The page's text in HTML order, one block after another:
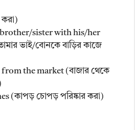
করা)
sister with his/her
ভাই/বোনকে বাড়ির কাজে
the market (বাজার থেকে
(কাপড় চোপড় পরিষ্কার করা)